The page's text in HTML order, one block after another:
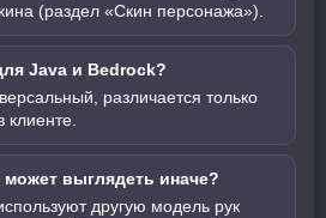
(раздел «Скин персонажа»).
Java и Bedrock?
различается только
клиенте.
выглядеть иначе?
другую модель рук